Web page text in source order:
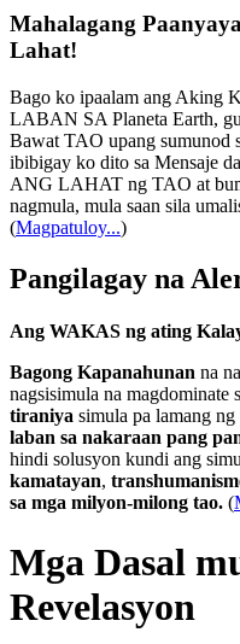
Mahalagang
Lahat!
Bago ko ipaalam ang Aking
LABAN SA Planeta Earth,
Bawat TAO upang sumunod
ibibigay ko dito sa Mensaje
ANG LAHAT ng TAO at
nagmula, mula saan sila
(Magpatuloy...)
Pangilagay na
Ang WAKAS ng ating
Bagong Kapanahunan na
nagsisimula na magdominate
tiraniya simula pa lamang
laban sa nakaraan pang
hindi solusyon kundi ang
kamatayan,
sa mga milyon-milong tao. (
Mga Dasal
Revelasyon